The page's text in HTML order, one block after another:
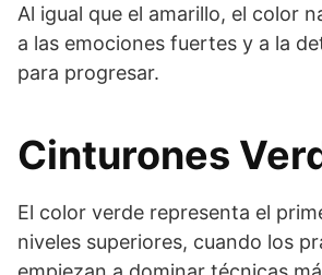
Al igual que el amarillo, el color
a las emociones fuertes y a la
para progresar.
Cinturones
El color verde representa el
niveles superiores, cuando los